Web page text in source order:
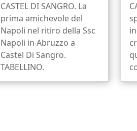
CASTEL DI SANGRO. La
prima amichevole del
Napoli nel ritiro della Ssc
Napoli in Abruzzo a
Castel Di Sangro.
TABELLINO.